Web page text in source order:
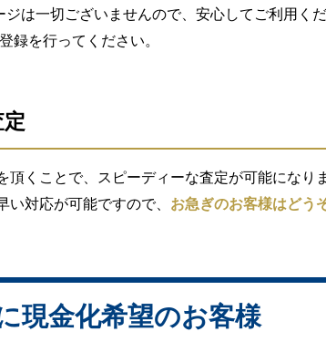
ジは一切ございませんので、安心してご利用く
録を行ってください。
頂くことで、スピーディーな査定が可能になり
対応が可能ですので、 お急ぎのお客様はどう
現金化希望のお客様